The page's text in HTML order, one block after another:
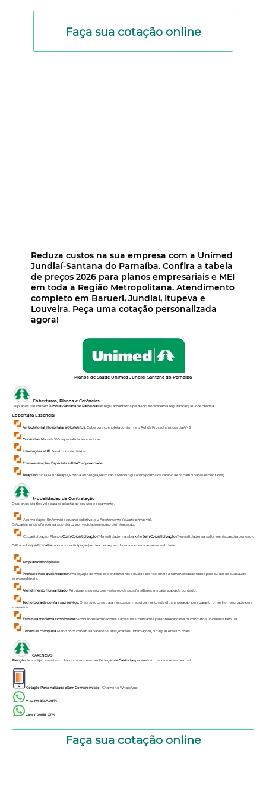
Faça sua cotação online
Planos de Saúde Unimed Jundiaí-Santana do Parnaíba
Coberturas, Planos e Carências
Os planos da UnimedJundiaí-Santana do Parnaíbasão regulamentados pela ANS e oferecem a segurança que você precisa.
Cobertura Essencial
Ambulatorial, Hospitalar e Obstetrícia:Cobertura completa conforme o Rol de Procedimentos da ANS.
Consultas:Mais de 100 especialidades médicas.
Internações e UTI:Sem limite de diárias.
Exames simples, Especiais e Alta Complexidade
Terapias:Inclui Fisioterapia, Fonoaudiologia, Nutrição e Psicologia (com prazos de carência e coparticipação específicos).
Modalidades de Contratação
Os planos são flexíveis para se adaptar ao seu uso e orçamento.
Acomodação: Enfermaria (quarto coletivo) ou Apartamento (quarto privativo).
O Apartamento oferece mais conforto e privacidade em caso de internação.
Coparticipação: PlanosCom Coparticipação(Mensalidade mais baixa) eSem Coparticipação(Mensalidade mais alta, sem taxa extra por uso).
O PlanoUniparticipativo(com coparticipação) é ideal para quem busca economia na mensalidade.
Ampla rede hospitalar
Profissionais qualificados:Uma equipe de médicos, enfermeiros e outros profissionais altamente capacitados para cuidar da sua saúde
com excelência.
Atendimento humanizado:Priorizamos o seu bem-estar e o de seus familiares em cada etapa do cuidado.
Tecnologia de ponta a seu serviço:Diagnósticos e tratamentos com equipamentos de última geração, para garantir o melhor resultado para
sua saúde.
Estrutura moderna e confortável:Ambientes acolhedores e acessíveis, pensados para oferecer o maior conforto a você e sua família.
Cobertura completa:Plano com cobertura para consultas, exames, internações, cirurgias e muito mais.
CARÊNCIAS
Atenção:Se você já possui um plano, consulte sobre Reduçãode Carênciaspara reduzir ou zerar esses prazos!
Cotação Personalizada e Sem Compromisso -Chame noWhatsApp
Cote 12 9.9740-6958
Cote 11 9.9553-7374
Reduza custos na sua empresa com a Unimed
Jundiaí-Santana do Parnaíba. Confira a tabela
de preços 2026 para planos empresariais e MEI
em toda a Região Metropolitana. Atendimento
completo em Barueri, Jundiaí, Itupeva e
Louveira. Peça uma cotação personalizada
agora!
Faça sua cotação online